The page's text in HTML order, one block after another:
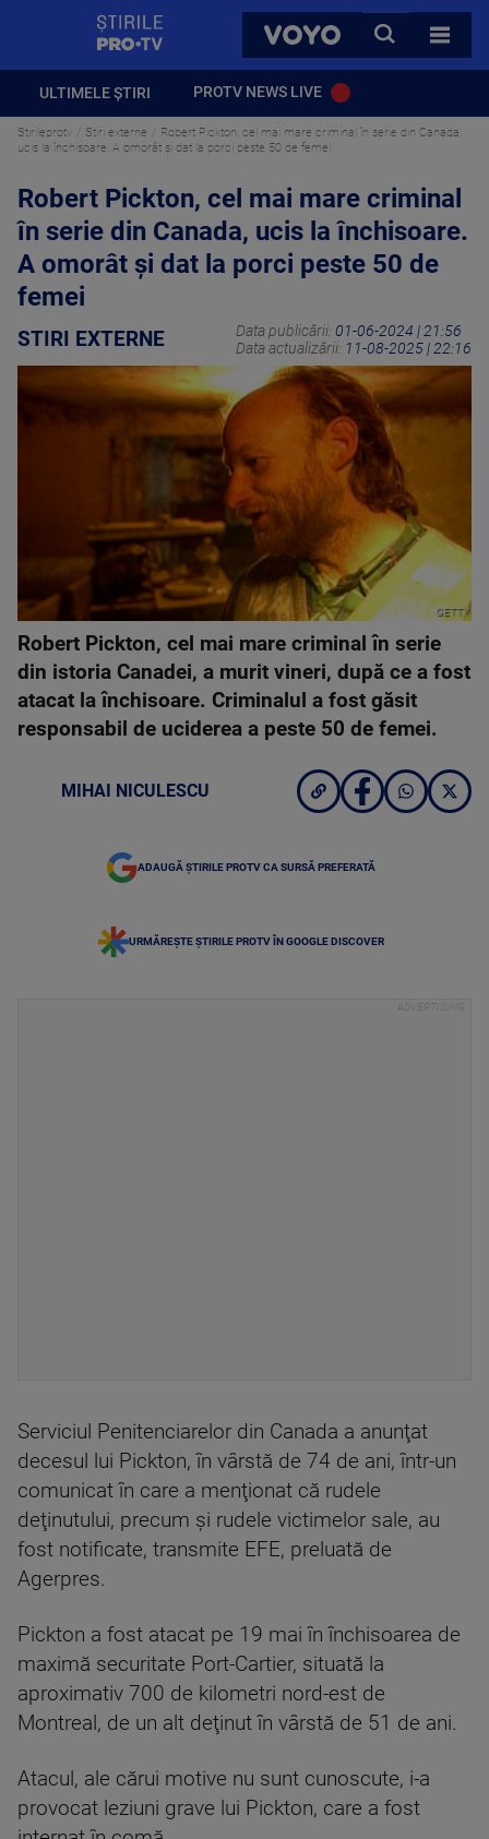
VOYO
CAUTA
TOATE
ULTIMELE ȘTIRI PROTV NEWS LIVE
Stirileprotv Stiri externe
Robert Pickton, cel mai mare criminal în serie din Canada,
ucis la închisoare. A omorât și dat la porci peste 50 de femei
Robert Pickton, cel mai mare criminal
în serie din Canada, ucis la închisoare.
A omorât și dat la porci peste 50 de
femei
STIRI EXTERNE Data publicării: 01-06-2024 | 21:56
Data actualizării: 11-08-2025 | 22:16
GETTY
Robert Pickton, cel mai mare criminal în serie
din istoria Canadei, a murit vineri, după ce a fost
atacat la închisoare. Criminalul a fost găsit
responsabil de uciderea a peste 50 de femei.
MIHAI NICULESCU
ADAUGĂ ȘTIRILE PROTV CA SURSĂ PREFERATĂ
URMĂREȘTE ȘTIRILE PROTV ÎN GOOGLE DISCOVER
Serviciul Penitenciarelor din Canada a anunţat
decesul lui Pickton, în vârstă de 74 de ani, într-un
comunicat în care a menţionat că rudele
deţinutului, precum şi rudele victimelor sale, au
fost notificate, transmite EFE, preluată de
Agerpres.
Pickton a fost atacat pe 19 mai în închisoarea de
maximă securitate Port-Cartier, situată la
aproximativ 700 de kilometri nord-est de
Montreal, de un alt deţinut în vârstă de 51 de ani.
Atacul, ale cărui motive nu sunt cunoscute, i-a
provocat leziuni grave lui Pickton, care a fost